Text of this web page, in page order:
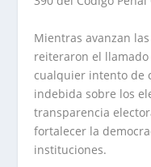
Mientras avanzan
reiteraron el
cualquier intento de
indebida sobre los
transparencia
fortalecer la
instituciones.